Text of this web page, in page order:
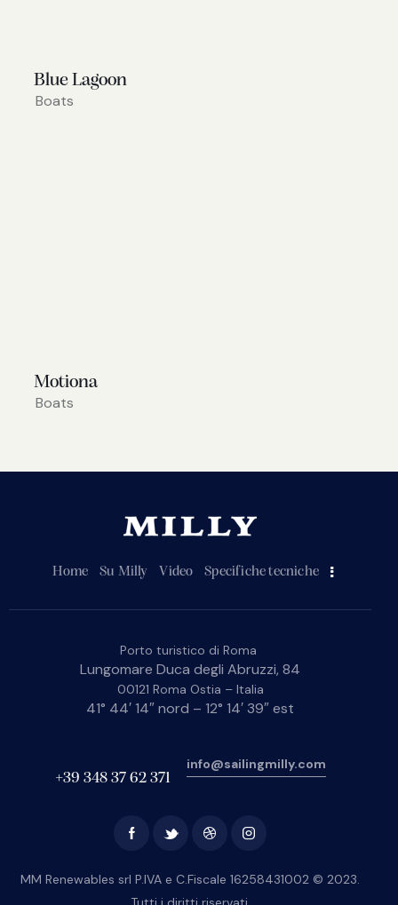
Blue Lagoon
Boats
Motiona
Boats
Home Su Milly Video Specifiche tecniche
Porto turistico di Roma
Lungomare Duca degli Abruzzi, 84
00121 Roma Ostia – Italia
41° 44′ 14″ nord – 12° 14′ 39″ est
+39 348 37 62 371
info@sailingmilly.com
MM Renewables srl P.IVA e C.Fiscale 16258431002 © 2023.